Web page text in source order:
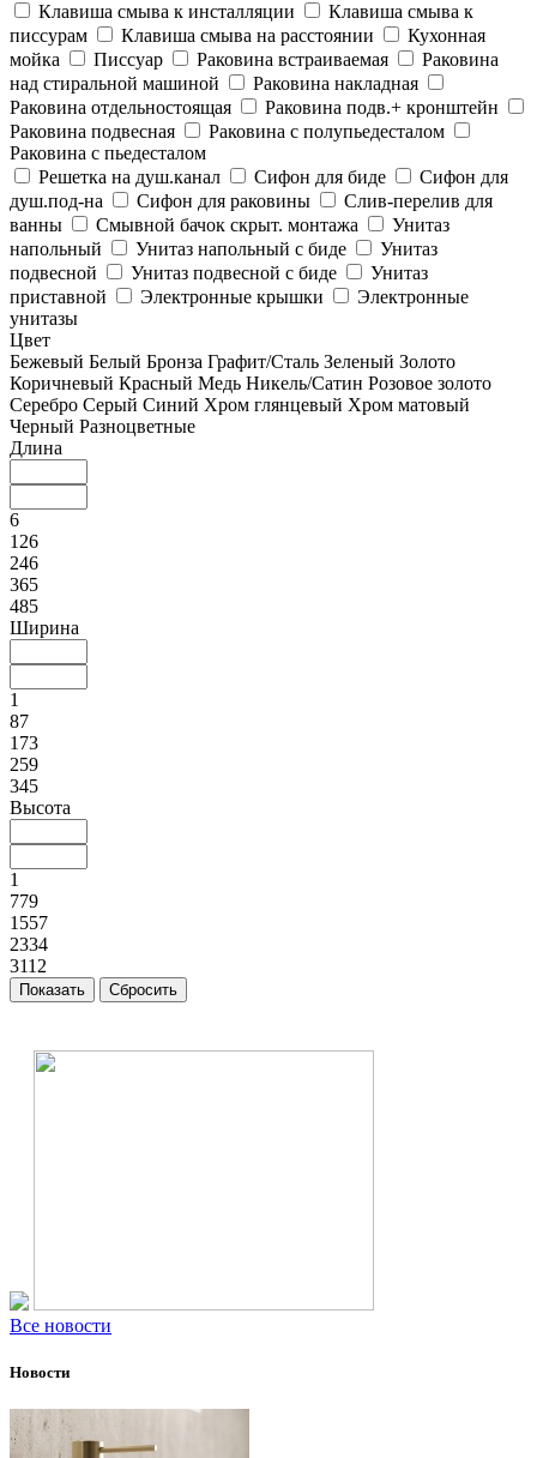
Клавиша смыва к инсталляции
Клавиша смыва к
писсурам
Клавиша смыва на расстоянии
Кухонная
мойка
Писсуар Раковина встраиваемая
Раковина
над стиральной машиной
Раковина накладная
Раковина отдельностоящая
Раковина подв.+ кронштейн
Раковина подвесная
Раковина с полупьедесталом
Раковина с пьедесталом
Решетка на душ.канал
Сифон для биде
Сифон для
душ.под-на
Сифон для раковины
Слив-перелив для
ванны
Смывной бачок скрыт. монтажа
Унитаз
напольный
Унитаз напольный с биде
Унитаз
подвесной
Унитаз подвесной с биде
Унитаз
приставной
Электронные крышки
Электронные
унитазы
Цвет
Бежевый Белый Бронза Графит/Сталь Зеленый Золото
Коричневый Красный Медь Никель/Сатин Розовое золото
Серебро Серый Синий Хром глянцевый Хром матовый
Черный Разноцветные
Длина
6
126
246
365
485
Ширина
1
87
173
259
345
Высота
1
779
1557
2334
3112
Все новости
Новости